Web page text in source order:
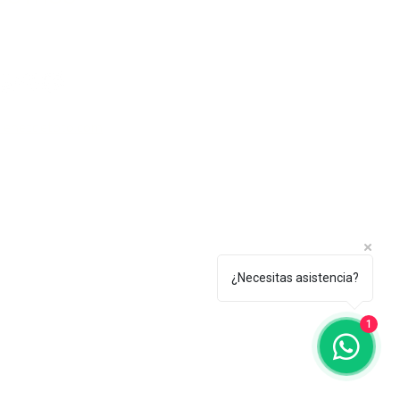
¿Necesitas asistencia?
1